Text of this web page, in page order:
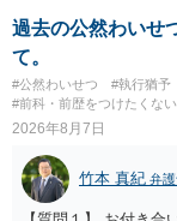
過去の公然わいせ
て。
#公然わいせつ #執行猶予
#前科・前歴をつけたくない
2026年8月7日
竹本 真紀 弁